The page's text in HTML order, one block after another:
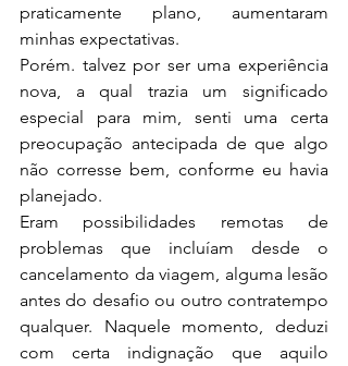
praticamente plano, aumentaram
minhas expectativas.
Porém. talvez por ser uma experiência
nova, a qual trazia um significado
especial para mim, senti uma certa
preocupação antecipada de que algo
não corresse bem, conforme eu havia
planejado.
Eram possibilidades remotas de
problemas que incluíam desde o
cancelamento da viagem, alguma lesão
antes do desafio ou outro contratempo
qualquer. Naquele momento, deduzi
com certa indignação que aquilo